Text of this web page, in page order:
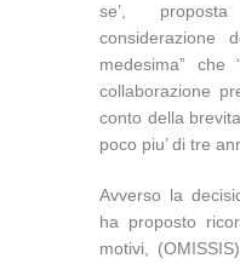
se’,
considerazione
medesima” che
collaborazione
conto della
poco piu’ di tre
Avverso la
ha proposto
motivi,